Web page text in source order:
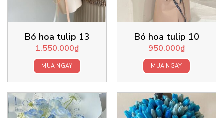
Bó hoa tulip 13
1.550.000₫
MUA NGAY
Bó hoa tulip 10
950.000₫
MUA NGAY